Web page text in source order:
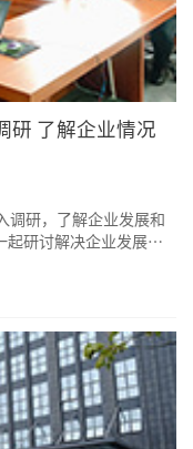
研 了解企业情况
调研，了解企业发展和
研讨解决企业发展中
，实现更大的跨越。